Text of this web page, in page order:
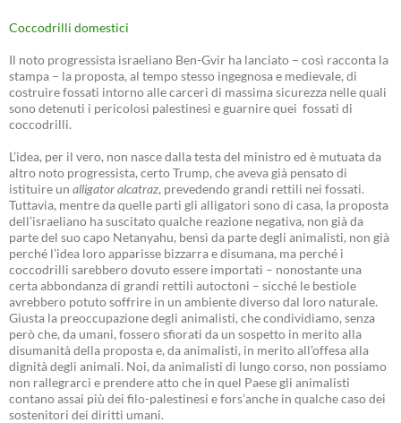
Coccodrilli domestici
Il noto progressista israeliano Ben-Gvir ha lanciato – così racconta la
stampa – la proposta, al tempo stesso ingegnosa e medievale, di
costruire fossati intorno alle carceri di massima sicurezza nelle quali
sono detenuti i pericolosi palestinesi e guarnire quei fossati di
coccodrilli.
L’idea, per il vero, non nasce dalla testa del ministro ed è mutuata da
altro noto progressista, certo Trump, che aveva già pensato di
istituire un alligator alcatraz, prevedendo grandi rettili nei fossati.
Tuttavia, mentre da quelle parti gli alligatori sono di casa, la proposta
dell’israeliano ha suscitato qualche reazione negativa, non già da
parte del suo capo Netanyahu, bensì da parte degli animalisti, non già
perché l’idea loro apparisse bizzarra e disumana, ma perché i
coccodrilli sarebbero dovuto essere importati – nonostante una
certa abbondanza di grandi rettili autoctoni – sicché le bestiole
avrebbero potuto soffrire in un ambiente diverso dal loro naturale.
Giusta la preoccupazione degli animalisti, che condividiamo, senza
però che, da umani, fossero sfiorati da un sospetto in merito alla
disumanità della proposta e, da animalisti, in merito all’offesa alla
dignità degli animali. Noi, da animalisti di lungo corso, non possiamo
non rallegrarci e prendere atto che in quel Paese gli animalisti
contano assai più dei filo-palestinesi e fors’anche in qualche caso dei
sostenitori dei diritti umani.